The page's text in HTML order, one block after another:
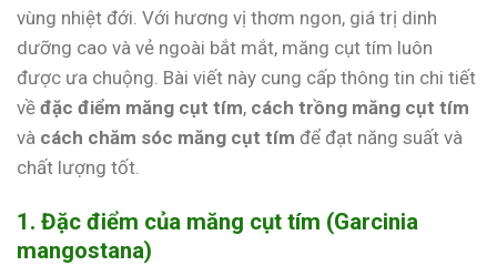
vùng nhiệt đới. Với hương vị thơm ngon, giá trị dinh
dưỡng cao và vẻ ngoài bắt mắt, măng cụt tím luôn
được ưa chuộng. Bài viết này cung cấp thông tin chi tiết
về đặc điểm măng cụt tím, cách trồng măng cụt tím
và cách chăm sóc măng cụt tím để đạt năng suất và
chất lượng tốt.
1. Đặc điểm của măng cụt tím (Garcinia
mangostana)